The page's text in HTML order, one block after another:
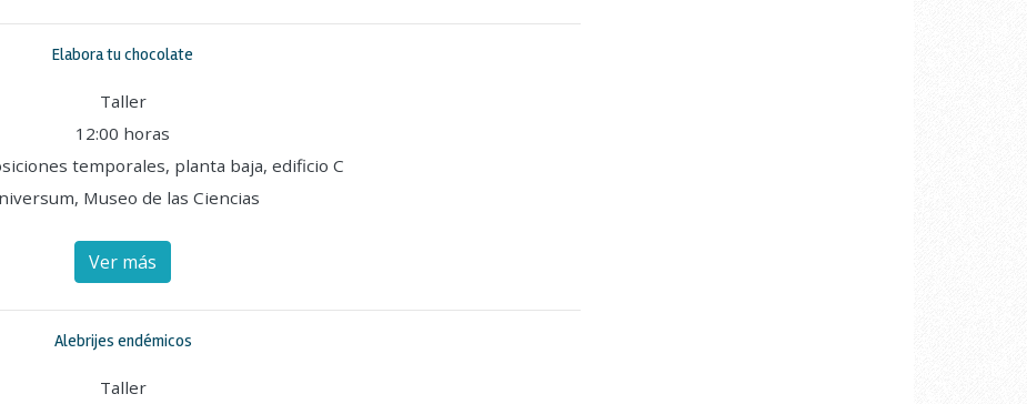
Elabora tu chocolate
Taller
12:00 horas
temporales, planta baja, edificio C
Museo de las Ciencias
Ver más
Alebrijes endémicos
Taller